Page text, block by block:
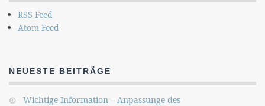
RSS Feed
Atom Feed
NEUESTE BEITRÄGE
Wichtige Information – Anpassunge des